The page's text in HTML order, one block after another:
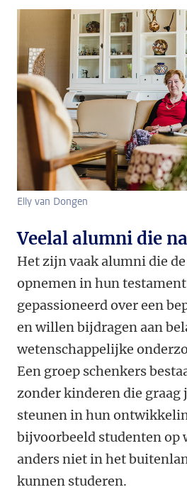
Elly van Dongen
Veelal alumni die
Het zijn vaak alumni die
opnemen in hun
gepassioneerd over een
en willen bijdragen aan
wetenschappelijke
Een groep schenkers
zonder kinderen die graag
steunen in hun
bijvoorbeeld studenten op
anders niet in het
kunnen studeren.